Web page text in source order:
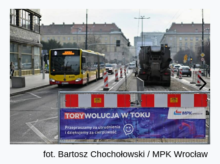
fot. Bartosz Chochołowski / MPK Wrocław